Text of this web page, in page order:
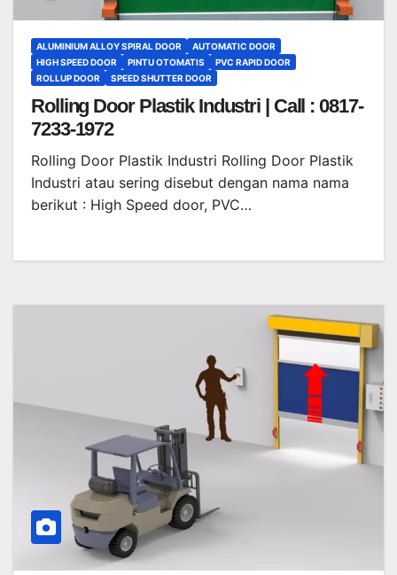
ALUMINIUM ALLOY SPIRAL DOOR
AUTOMATIC DOOR
HIGH SPEED DOOR
PINTU OTOMATIS
PVC RAPID DOOR
ROLLUP DOOR
SPEED SHUTTER DOOR
Rolling Door Plastik Industri | Call : 0817-
7233-1972
Rolling Door Plastik Industri Rolling Door Plastik
Industri atau sering disebut dengan nama nama
berikut : High Speed door, PVC…